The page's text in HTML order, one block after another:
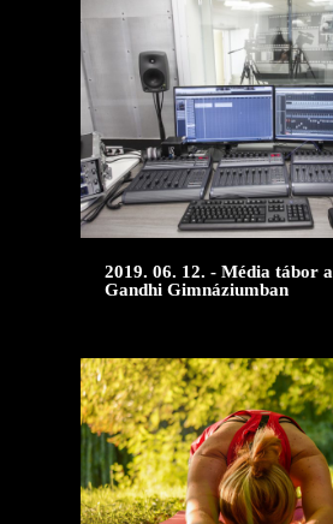
2019. 06. 12. - Média tábor a
Gandhi Gimnáziumban